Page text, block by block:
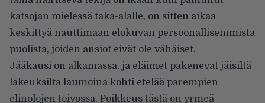
katsojan mielessä taka-alalle, on sitten aikaa
keskittyä nauttimaan elokuvan persoonallisemmista
puolista, joiden ansiot eivät ole vähäiset.
Jääkausi on alkamassa, ja eläimet pakenevat jäisiltä
lakeuksilta laumoina kohti etelää parempien
elinolojen toivossa. Poikkeus tästä on yrmeä